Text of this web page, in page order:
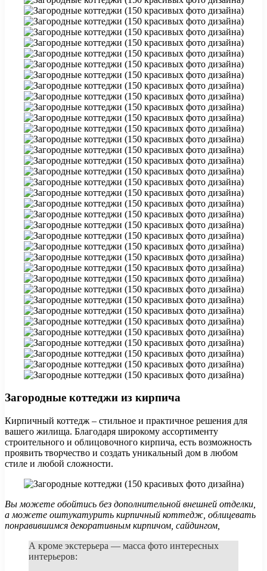
Загородные коттеджи из кирпича
Кирпичный коттедж – стильное и практичное решения для
вашего жилища. Благодаря широкому ассортименту
строительного и облицовочного кирпича, есть возможность
проявить творчество и создать уникальный дом в любом
стиле и любой сложности.
Вы можете обойтись без дополнительной внешней отделки,
а можете оштукатурить кирпичный коттедж, облицевать
понравившимся декоративным кирпичом, сайдингом,
А кроме экстерьера — масса фото интересных
интерьеров: